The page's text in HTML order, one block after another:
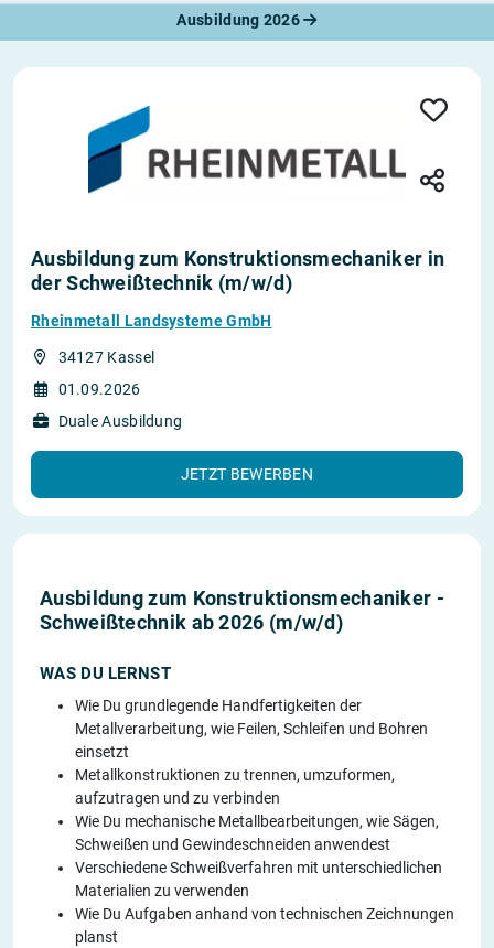
Ausbildung 2026
Ausbildung zum Konstruktionsmechaniker in
der Schweißtechnik (m/w/d)
Rheinmetall Landsysteme GmbH
34127 Kassel
01.09.2026
Duale Ausbildung
JETZT BEWERBEN
Ausbildung zum Konstruktionsmechaniker -
Schweißtechnik ab 2026 (m/w/d)
WAS DU LERNST
Wie Du grundlegende Handfertigkeiten der
Metallverarbeitung, wie Feilen, Schleifen und Bohren
einsetzt
Metallkonstruktionen zu trennen, umzuformen,
aufzutragen und zu verbinden
Wie Du mechanische Metallbearbeitungen, wie Sägen,
Schweißen und Gewindeschneiden anwendest
Verschiedene Schweißverfahren mit unterschiedlichen
Materialien zu verwenden
Wie Du Aufgaben anhand von technischen Zeichnungen
planst